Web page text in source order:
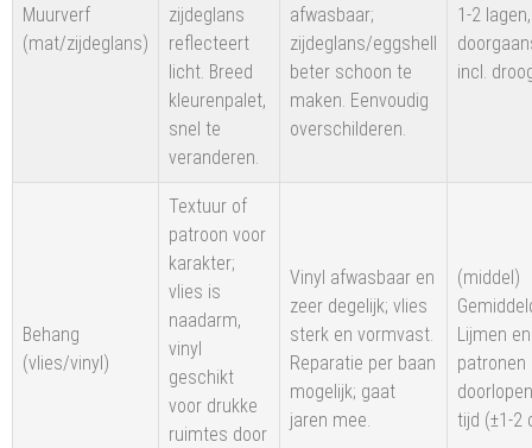
Muurverf
(mat/zijdeglans)
zijdeglans
reflecteert
licht. Breed
kleurenpalet,
snel te
veranderen.
afwasbaar;
zijdeglans/eggshell
beter schoon te
maken. Eenvoudig
overschilderen.
1-2 lagen,
incl.
Behang
(vlies/vinyl)
Textuur of
patroon voor
karakter;
vlies is
naadarm,
vinyl
geschikt
voor drukke
ruimtes door
Vinyl afwasbaar en
zeer degelijk; vlies
sterk en vormvast.
Reparatie per baan
mogelijk; gaat
jaren mee.
(middel)
Lijmen en
patronen
tijd (±1-2